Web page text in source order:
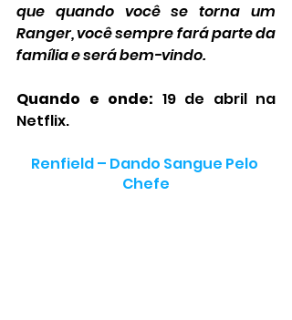
que quando você se torna um
Ranger, você sempre fará parte da
família e será bem-vindo.
Quando e onde: 19 de abril na
Netflix.
Renfield – Dando Sangue Pelo
Chefe